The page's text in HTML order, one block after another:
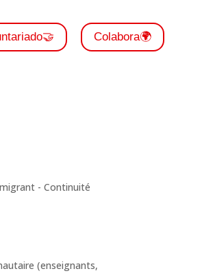
Colabora🌍
(enseignants,